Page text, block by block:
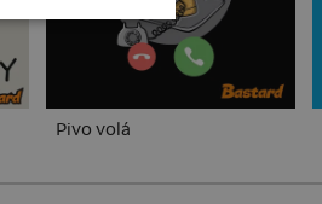
Pivo volá